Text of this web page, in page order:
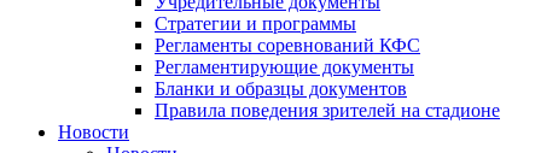
Стратегии и программы
Регламенты соревнований КФС
Регламентирующие документы
Бланки и образцы документов
Правила поведения зрителей на стадионе
Новости